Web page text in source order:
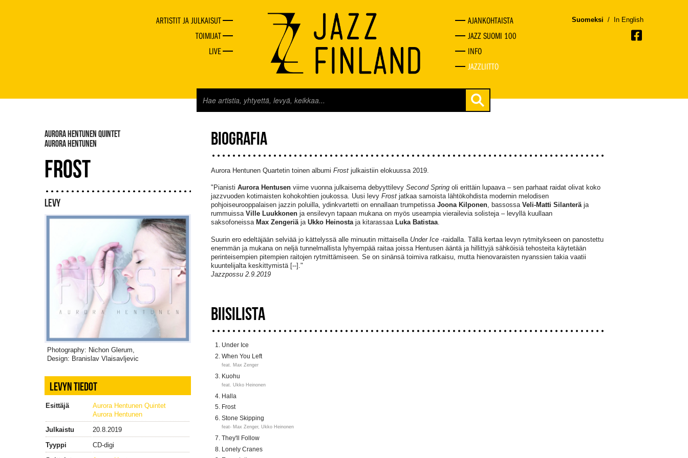
ARTISTIT JA JULKAISUT
TOIMIJAT
LIVE
AJANKOHTAISTA
JAZZ SUOMI 100
INFO
JAZZLIITTO
Suomeksi / In English
AURORA HENTUNEN QUINTET
AURORA HENTUNEN
FROST
LEVY
Photography: Nichon Glerum,
Design: Branislav Vlaisavljevic
LEVYN TIEDOT
Esittäjä
Aurora Hentunen Quintet
Aurora Hentunen
Julkaistu
20.8.2019
Tyyppi
CD-digi
BIOGRAFIA
Aurora Hentunen Quartetin toinen albumi Frostjulkaistiin elokuussa 2019.
"Pianisti Aurora Hentusen viime vuonna julkaisema debyyttilevy Second Spring oli erittäin lupaava – sen parhaat raidat olivat koko
jazzvuoden kotimaisten kohokohtien joukossa. Uusi levy Frost jatkaa samoista lähtökohdista modernin melodisen
pohjoiseurooppalaisen jazzin poluilla, ydinkvartetti on ennallaan trumpetissa Joona Kilponen, bassossa Veli-Matti Silanterä ja
rummuissa Ville Luukkonenja ensilevyn tapaan mukana on myös useampia vierailevia solisteja – levyllä kuullaan
saksofoneissa Max Zengeriä ja Ukko Heinosta ja kitarassaa Luka Batistaa.
Suurin ero edeltäjään selviää jo kättelyssä alle minuutin mittaisella Under Ice -raidalla. Tällä kertaa levyn rytmitykseen on panostettu
enemmän ja mukana on neljä tunnelmallista lyhyempää raitaa joissa Hentusen ääntä ja hillittyjä sähköisiä tehosteita käytetään
perinteisempien pitempien raitojen rytmittämiseen. Se on sinänsä toimiva ratkaisu, mutta hienovaraisten nyanssien takia vaatii
kuuntelijalta keskittymistä [--]."
Jazzpossu 2.9.2019
BIISILISTA
Under Ice
When You Left
feat. Max Zenger
Kuohu
feat. Ukko Heinonen
Halla
Frost
Stone Skipping
feat- Max Zenger, Ukko Heinonen
They'll Follow
Lonely Cranes